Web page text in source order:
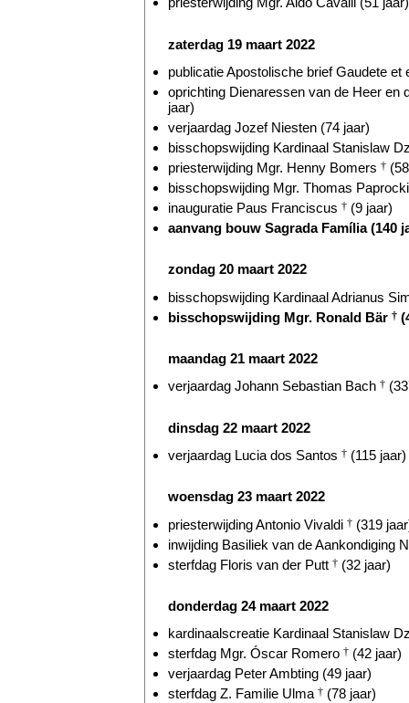
zaterdag 19 maart 2022
publicatie Apostolische brief Gaudete et
oprichting Dienaressen van de Heer en
jaar)
verjaardag Jozef Niesten (74 jaar)
bisschopswijding Kardinaal Stanislaw
priesterwijding Mgr. Henny Bomers †
bisschopswijding Mgr. Thomas
inauguratie Paus Franciscus † (9 jaar)
aanvang bouw Sagrada Família (140
zondag 20 maart 2022
bisschopswijding Kardinaal Adrianus
bisschopswijding Mgr. Ronald Bär †
maandag 21 maart 2022
verjaardag Johann Sebastian Bach †
dinsdag 22 maart 2022
verjaardag Lucia dos Santos † (115 jaar)
woensdag 23 maart 2022
priesterwijding Antonio Vivaldi † (319
inwijding Basiliek van de Aankondiging
sterfdag Floris van der Putt † (32 jaar)
donderdag 24 maart 2022
kardinaalscreatie Kardinaal Stanislaw
sterfdag Mgr. Óscar Romero † (42 jaar)
verjaardag Peter Ambting (49 jaar)
sterfdag Z. Familie Ulma † (78 jaar)